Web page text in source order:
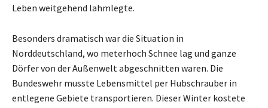
Leben weitgehend lahmlegte.
Besonders dramatisch war die Situation in
Norddeutschland, wo meterhoch Schnee lag und ganze
Dörfer von der Außenwelt abgeschnitten waren. Die
Bundeswehr musste Lebensmittel per Hubschrauber in
entlegene Gebiete transportieren. Dieser Winter kostete